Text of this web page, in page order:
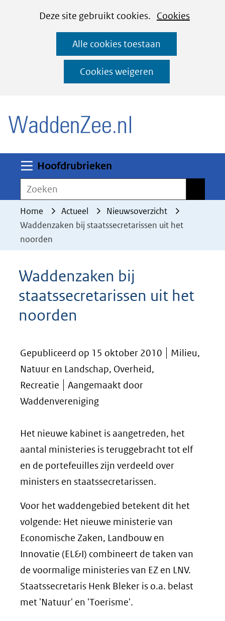
CookiesDeze site gebruikt cookies. Cookies
deze
worden
toegestaan
geweigerd.
Alle cookies toestaan
Cookies weigeren
Ga
naar
de
inhoud
Hoofdrubrieken
Zoeken
Home Actueel
Nieuwsoverzicht
Waddenzaken bij staatssecretarissen uit het
noorden
Waddenzaken bij
staatssecretarissen uit het
noorden
Gepubliceerd op 15 oktober 2010
Milieu,
Natuur en Landschap, Overheid,
Recreatie
Aangemaakt door
Waddenvereniging
Het nieuwe kabinet is aangetreden, het
aantal ministeries is teruggebracht tot elf
en de portefeuilles zijn verdeeld over
ministers en staatssecretarissen.
Voor het waddengebied betekent dit het
volgende: Het nieuwe ministerie van
Economische Zaken, Landbouw en
Innovatie (EL&I) combineert de taken van
de voormalige ministeries van EZ en LNV.
Staatssecretaris Henk Bleker is o.a. belast
met 'Natuur' en 'Toerisme'.